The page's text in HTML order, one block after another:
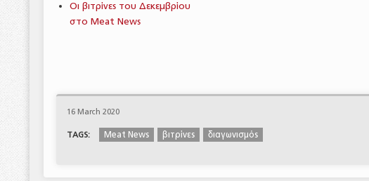
Οι βιτρίνες του Δεκεμβρίου
στο Meat News
16 March 2020
TAGS: Meat News βιτρίνες διαγωνισμός